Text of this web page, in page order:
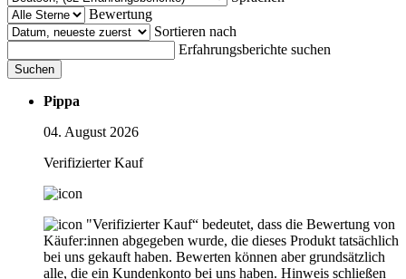
Bewertung
Sortieren nach
Erfahrungsberichte suchen
Suchen
Pippa
04. August 2026
Verifizierter Kauf
"Verifizierter Kauf“ bedeutet, dass die Bewertung von
Käufer:innen abgegeben wurde, die dieses Produkt tatsächlich
bei uns gekauft haben. Bewerten können aber grundsätzlich
alle, die ein Kundenkonto bei uns haben. Hinweis schließen